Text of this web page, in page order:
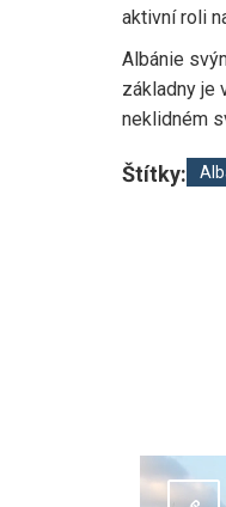
aktivní roli
Albánie
základny je
neklidném
Štítky: